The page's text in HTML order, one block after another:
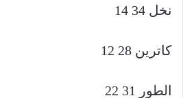
نخل 34 14
كاترين 28 12
الطور 31 22